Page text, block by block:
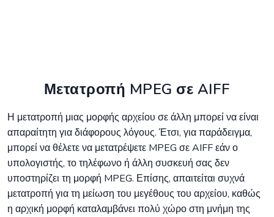
Μετατροπή MPEG σε AIFF
Η μετατροπή μιας μορφής αρχείου σε άλλη μπορεί να είναι
απαραίτητη για διάφορους λόγους. Έτσι, για παράδειγμα,
μπορεί να θέλετε να μετατρέψετε MPEG σε AIFF εάν ο
υπολογιστής, το τηλέφωνο ή άλλη συσκευή σας δεν
υποστηρίζει τη μορφή MPEG. Επίσης, απαιτείται συχνά
μετατροπή για τη μείωση του μεγέθους του αρχείου, καθώς
η αρχική μορφή καταλαμβάνει πολύ χώρο στη μνήμη της